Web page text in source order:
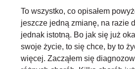
To wszystko, co opisałem
jeszcze jedną zmianę, na razie
jednak istotną. Bo jak się już
swoje życie, to się chce, by to
więcej. Zacząłem się